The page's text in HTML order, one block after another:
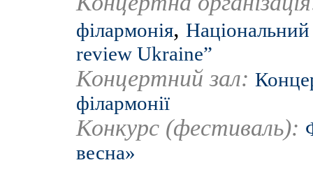
філармонія,
review Ukraine”
Концертний зал:
філармонії
Конкурс (фестиваль):
весна»